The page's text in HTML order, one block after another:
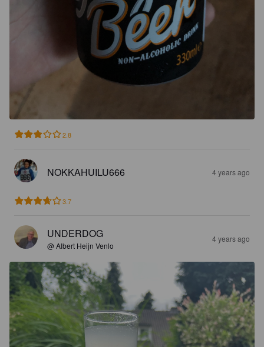
2.8
NOKKAHUILU666 4 years ago
3.7
UNDERDOG
@ Albert Heijn Venlo
4 years ago